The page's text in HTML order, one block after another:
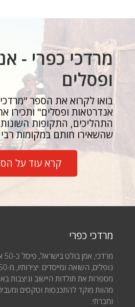
מרדכי כפרי -
ופסלים
בואו לקרוא את הספר
אנדרטאות ופסלים" ותכירו
התהליכים, התקופות השונות
שהשאירו חותם במקומות
קרא עוד על
מרדכי כפרי
מספרות את תולדות היישוב וניצבות
מהוות מוקד להתכנסות וטקסים
וחברתי.